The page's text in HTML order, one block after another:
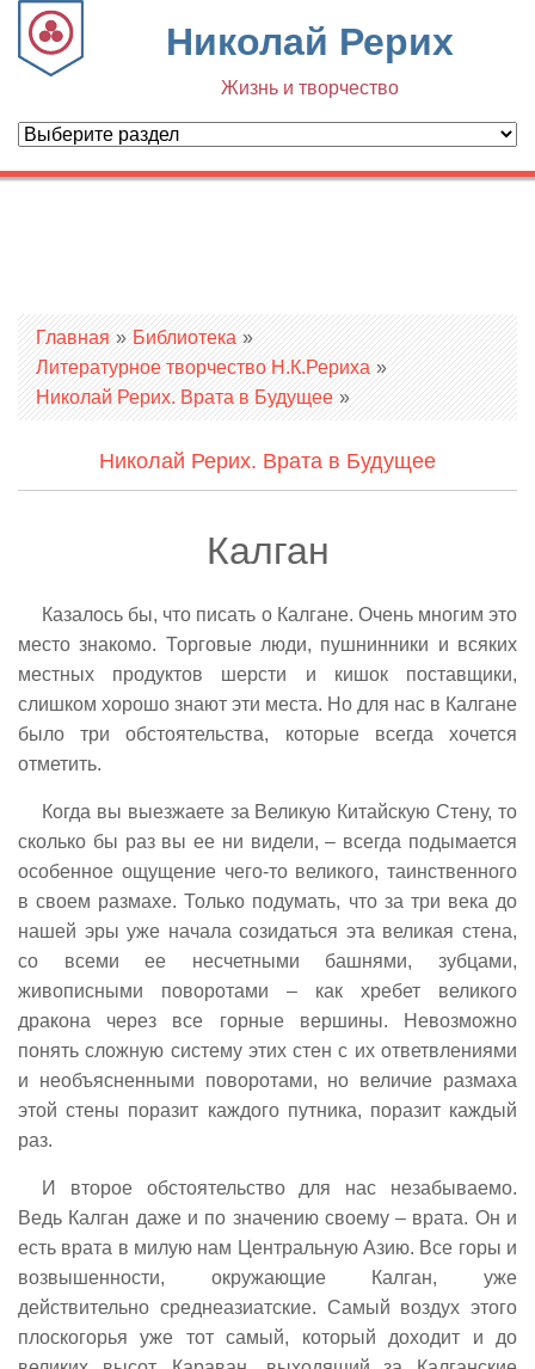
Николай Рерих
Жизнь и творчество
Вы здесь
Главная » Библиотека »
Литературное творчество Н.К.Рериха »
Николай Рерих. Врата в Будущее »
Николай Рерих. Врата в Будущее
Калган
Казалось бы, что писать о Калгане. Очень многим это
место знакомо. Торговые люди, пушнинники и всяких
местных продуктов шерсти и кишок поставщики,
слишком хорошо знают эти места. Но для нас в Калгане
было три обстоятельства, которые всегда хочется
отметить.
Когда вы выезжаете за Великую Китайскую Стену, то
сколько бы раз вы ее ни видели, – всегда подымается
особенное ощущение чего-то великого, таинственного
в своем размахе. Только подумать, что за три века до
нашей эры уже начала созидаться эта великая стена,
со всеми ее несчетными башнями, зубцами,
живописными поворотами – как хребет великого
дракона через все горные вершины. Невозможно
понять сложную систему этих стен с их ответвлениями
и необъясненными поворотами, но величие размаха
этой стены поразит каждого путника, поразит каждый
раз.
И второе обстоятельство для нас незабываемо.
Ведь Калган даже и по значению своему – врата. Он и
есть врата в милую нам Центральную Азию. Все горы и
возвышенности, окружающие Калган, уже
действительно среднеазиатские. Самый воздух этого
плоскогорья уже тот самый, который доходит и до